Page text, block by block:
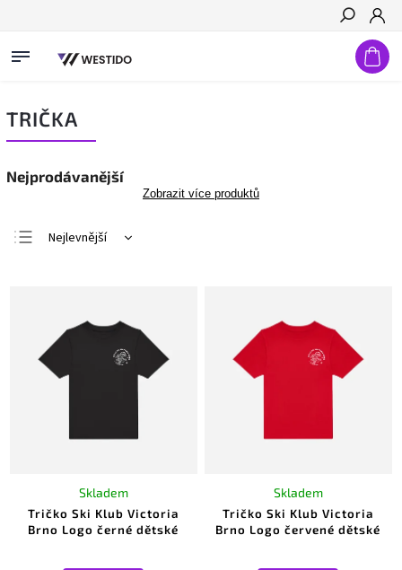
Hledat
TRIČKA
Nejprodávanější
Zobrazit více produktů
Nejlevnější
Abecedně
Tričko Ski Klub Victoria
Brno Logo černé dětské
Skladem
Tričko Ski Klub Victoria
Brno Logo červené dětské
Skladem